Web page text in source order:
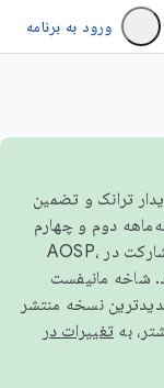
ورود به برنامه
پایدار ترانک و تضمین
دوم و چهارم
شاخه مانیفست
نسخه منتشر
تغییرات در